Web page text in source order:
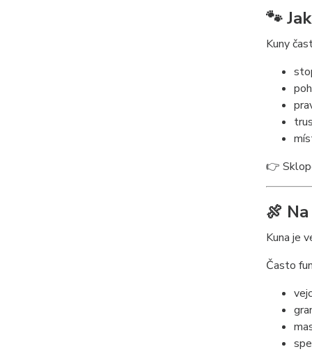
🐾
Kuny
👉
🍖
Kuna je
Často